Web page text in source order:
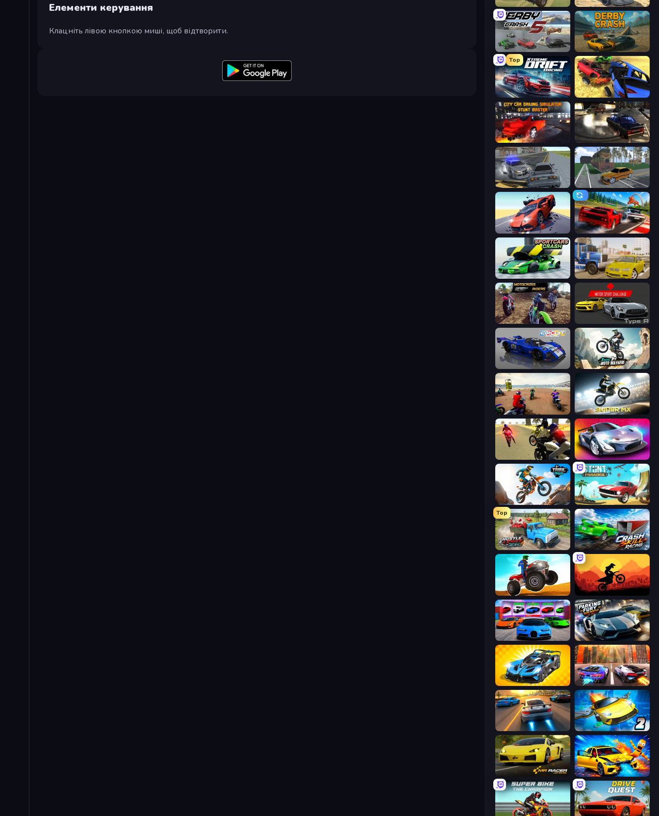
Елементи керування
Клацніть лівою кнопкою миші, щоб відтворити.
4x4 Offroader Derby Crash 2
Derby Crash 5 Derby Crash
Top
Xtreme DRIFT Racing Car Crash Simulator Royale
City Classic Car Driving: 131
RCC City Racing Obby: Car Crash Sandbox
Hyper Cars Ramp Crash Racing: Online!
Sportcars Crash Crazy Car Stunts
MotoCross Riders Motor Sport Challenge Type R
Circuit Racing Xtreme Moto Mayhem
Super MX - The Champion Super MX - Last Season
3D Moto Simulator 2 Grand Cyber City
Trial Mania Stunt Paradise
Top
Hustle & Drift in ZIL Crash Skill Racing
ATV Ultimate Offroad Sunset Bike Racing
Case Simulator: Cars Parking Fury 3D: Side Hustle
GT Cars Mega Ramps Night City Racing
Asphalt Rush Ultimate Flying Car 2
Mr. Racer - Car Racing BMG: Ragdoll Playground